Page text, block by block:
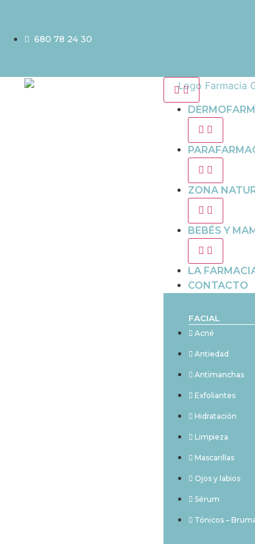
680 78 24 30
ZONA
BEBÉS Y
LA
CONTACTO
FACIAL
Acné
Antiedad
Antimanchas
Exfoliantes
Hidratación
Limpieza
Mascarillas
Ojos y labios
Sérum
Tónicos –